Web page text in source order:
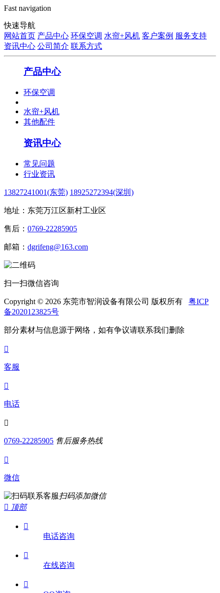
Fast navigation
快速导航
网站首页 产品中心 环保空调 水帘+风机 客户案例 服务支持
资讯中心 公司简介 联系方式
产品中心
环保空调
水帘+风机
其他配件
资讯中心
常见问题
行业资讯
13827241001(东莞) 18925272394(深圳)
地址：东莞万江区新村工业区
售后： 0769-22285905
邮箱： dgrifeng@163.com
扫一扫微信咨询
Copyright © 2026 东莞市智润设备有限公司 版权所有 粤ICP
备2020123825号
部分素材与信息源于网络，如有争议请联系我们删除

客服

电话

0769-22285905 售后服务热线

微信
扫码添加微信
 顶部

电话咨询

在线咨询
